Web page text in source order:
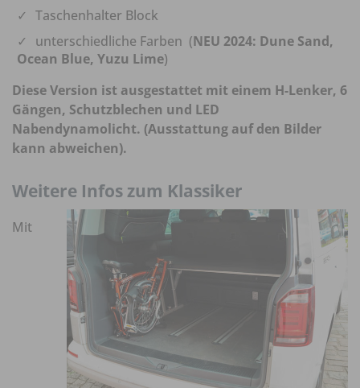
Taschenhalter Block
unterschiedliche Farben (NEU 2024: Dune Sand,
Ocean Blue, Yuzu Lime)
Diese Version ist ausgestattet mit einem H-Lenker, 6
Gängen, Schutzblechen und LED
Nabendynamolicht. (Ausstattung auf den Bilder
kann abweichen).
Weitere Infos zum Klassiker
Mit